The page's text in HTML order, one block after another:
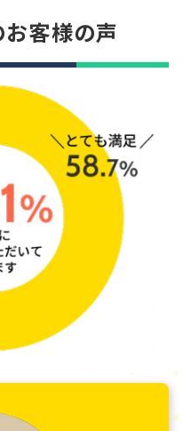
客様の声